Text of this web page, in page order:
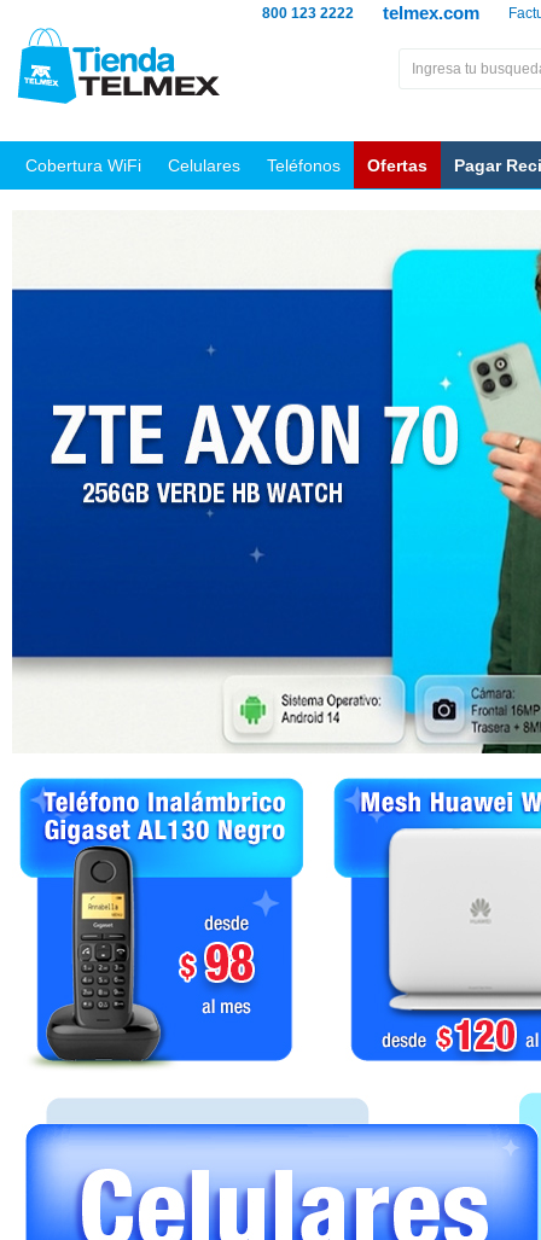
telmex.com
800 123 2222
Cobertura WiFi Celulares Teléfonos Ofertas Pagar